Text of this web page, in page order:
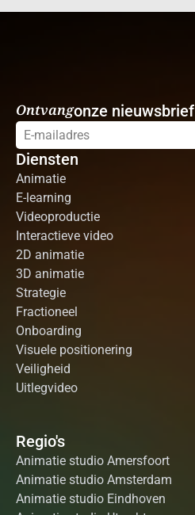
Ontvangonze nieuwsbrief
Diensten
Animatie
E-learning
Videoproductie
Interactieve video
2D animatie
3D animatie
Strategie
Fractioneel
Onboarding
Visuele positionering
Veiligheid
Uitlegvideo
Regio's
Animatie studio Amersfoort
Animatie studio Amsterdam
Animatie studio Eindhoven